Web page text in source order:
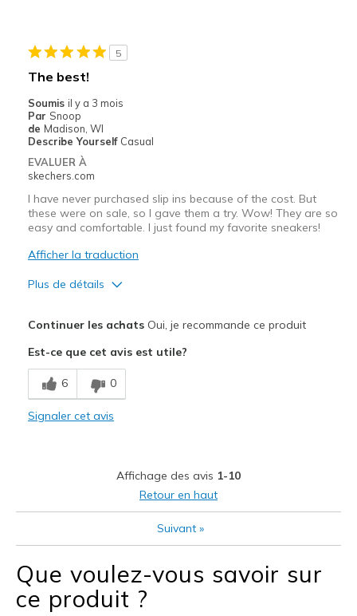
Going Out
Travel
Width
Feels true to width
Sizing
Feels true to size
View On Shoes
I'm Really Into Shoes
5
The best!
Soumis il y a 3 mois
Par Snoop
de Madison, WI
Describe Yourself Casual
EVALUER À
skechers.com
I have never purchased slip ins because of the cost. But
these were on sale, so I gave them a try. Wow! They are so
easy and comfortable. I just found my favorite sneakers!
Afficher la traduction
Plus de détails
Stylish
Les meilleures utilisations
Casual Wear
Feels true to size
Shoes are for Wearing
Continuer les achatsOui, je recommande ce produit
Est-ce que cet avis est utile?
6 0
Signaler cet avis
Affichage des avis 1-10
Retour en haut
Suivant »
Que voulez-vous savoir sur
ce produit ?